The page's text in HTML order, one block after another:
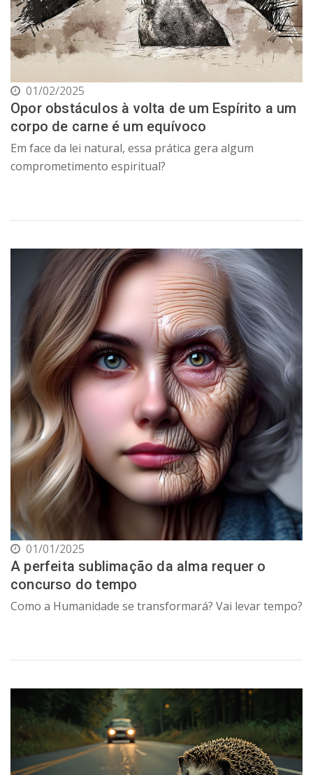
01/02/2025
Opor obstáculos à volta de um Espírito a um
corpo de carne é um equívoco
Em face da lei natural, essa prática gera algum
comprometimento espiritual?
01/01/2025
A perfeita sublimação da alma requer o
concurso do tempo
Como a Humanidade se transformará? Vai levar tempo?